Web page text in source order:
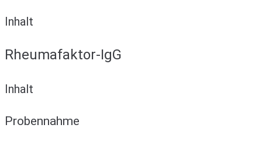
Inhalt
Rheumafaktor-IgG
Inhalt
Probennahme